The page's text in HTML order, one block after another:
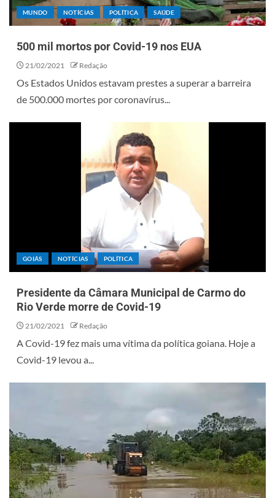
MUNDO NOTÍCIAS POLÍTICA SAÚDE
500 mil mortos por Covid-19 nos EUA
21/02/2021 Redação
Os Estados Unidos estavam prestes a superar a barreira
de 500.000 mortes por coronavírus...
GOIÁS NOTÍCIAS POLÍTICA
Presidente da Câmara Municipal de Carmo do
Rio Verde morre de Covid-19
21/02/2021 Redação
A Covid-19 fez mais uma vítima da política goiana. Hoje a
Covid-19 levou a...